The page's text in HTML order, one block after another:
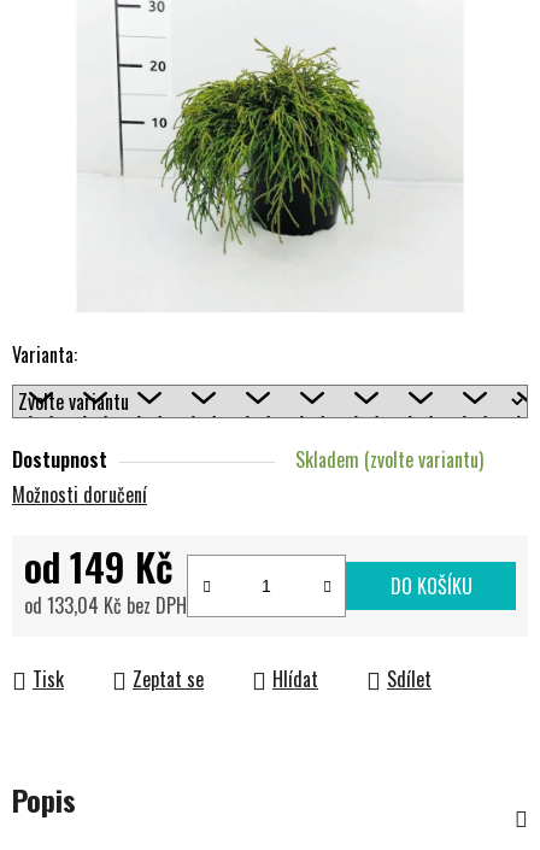
Varianta:
Dostupnost
Skladem (zvolte variantu)
Možnosti doručení
od149 Kč
od 133,04 Kč bez DPH
DO KOŠÍKU
Tisk Zeptat se Hlídat Sdílet
Popis